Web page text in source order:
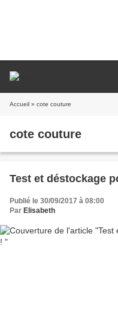
Accueil » cote couture
cote couture
Publié le 30/09/2017 à 08:00
Par Elisabeth